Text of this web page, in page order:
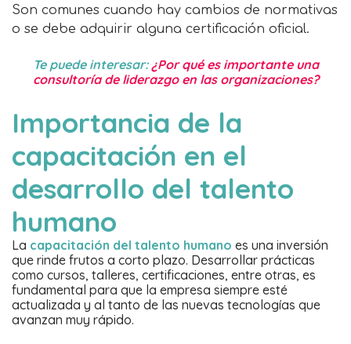
Son comunes cuando hay cambios de normativas
o se debe adquirir alguna certificación oficial.
Te puede interesar: ¿Por qué es importante una
consultoría de liderazgo en las organizaciones?
Importancia de la
capacitación en el
desarrollo del talento
humano
La capacitación del talento humano es una inversión
que rinde frutos a corto plazo. Desarrollar prácticas
como cursos, talleres, certificaciones, entre otras, es
fundamental para que la empresa siempre esté
actualizada y al tanto de las nuevas tecnologías que
avanzan muy rápido.